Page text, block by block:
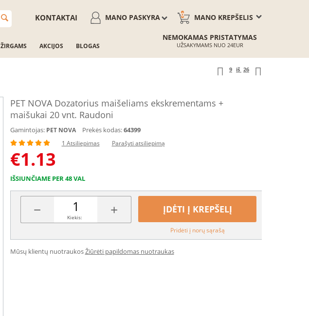
MANO KREPŠELIS
0
MANO PASKYRA
KONTAKTAI
ŽIRGAMS AKCIJOS BLOGAS
NEMOKAMAS PRISTATYMAS
UŽSAKYMAMS NUO 24EUR
9 iš 26
PET NOVA Dozatorius maišeliams ekskrementams +
maišukai 20 vnt. Raudoni
Gamintojas: PET NOVA Prekės kodas:64399
1 Atsiliepimas Parašyti atsiliepimą
€1.13
IŠSIUNČIAME PER 48 VAL
− +
Kiekis:
ĮDĖTI Į KREPŠELĮ
Pridėti į norų sąrašą
Mūsų klientų nuotraukosŽiūrėti papildomas nuotraukas